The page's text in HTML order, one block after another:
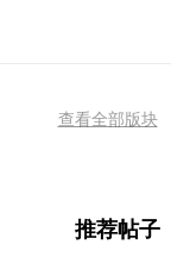
查看全部版块
推荐帖子